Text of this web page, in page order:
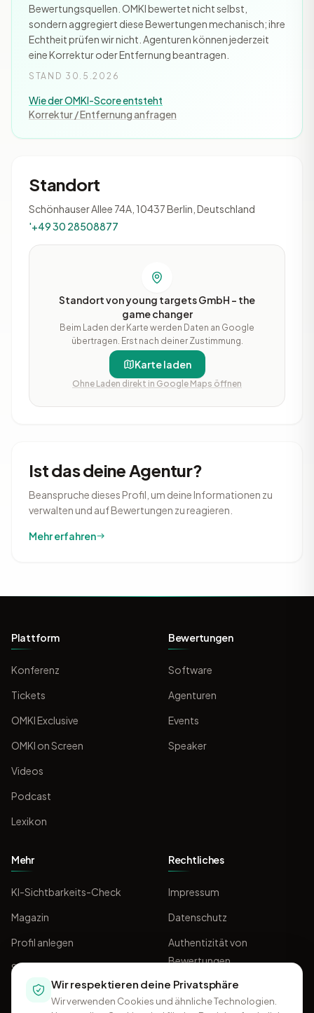
Bewertungsquellen. OMKI bewertet nicht selbst,
sondern aggregiert diese Bewertungen mechanisch; ihre
Echtheit prüfen wir nicht. Agenturen können jederzeit
eine Korrektur oder Entfernung beantragen.
STAND 30.5.2026
Wie der OMKI-Score entsteht
Korrektur / Entfernung anfragen
Standort
Schönhauser Allee 74A, 10437 Berlin, Deutschland
'+49 30 28508877
Standort von young targets GmbH - the
game changer
Beim Laden der Karte werden Daten an Google
übertragen. Erst nach deiner Zustimmung.
Karte laden
Ohne Laden direkt in Google Maps öffnen
Ist das deine Agentur?
Beanspruche dieses Profil, um deine Informationen zu
verwalten und auf Bewertungen zu reagieren.
Mehr erfahren
Plattform
Konferenz
Tickets
OMKI Exclusive
OMKI on Screen
Videos
Podcast
Lexikon
Bewertungen
Software
Agenturen
Events
Speaker
Mehr
KI-Sichtbarkeits-Check
Magazin
Profil anlegen
Sponsoring
Rechtliches
Impressum
Datenschutz
Authentizität von
Bewertungen
AGB
Wir respektieren deine Privatsphäre
Wir verwenden Cookies und ähnliche Technologien.